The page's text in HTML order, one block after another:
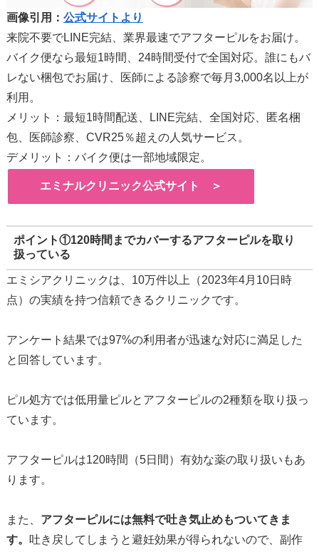
画像引用： 公式サイトより
来院不要でLINE完結、業界最速でアフターピルをお届け。
バイク便なら最短1時間、24時間受付で全国対応。誰にもバ
レない梱包でお届け、医師による診察で毎月3,000名以上が
利用。
メリット：最短1時間配送、LINE完結、全国対応、匿名梱
包、医師診察、CVR25％超えの人気サービス。
デメリット：バイク便は一部地域限定。
エミナルクリニック公式サイト ＞
ポイント①120時間までカバーするアフターピルを取り
扱っている
エミシアクリニックは、10万件以上（2023年4月10日時
点）の実績を持つ信頼できるクリニックです。
アンケート結果では97%の利用者が迅速な対応に満足した
と回答しています。
ピル処方では低用量ピルとアフターピルの2種類を取り扱っ
ています。
アフターピルは120時間（5日間）有効な薬の取り扱いもあ
ります。
また、 アフターピルには無料で吐き気止めもついてきま
す。 吐き戻してしまうと避妊効果が得られないので、副作